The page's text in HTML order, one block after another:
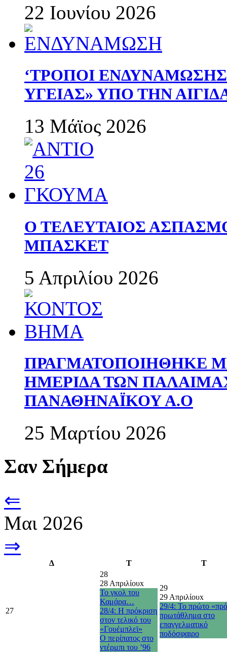
22 Ιουνίου 2026
‘ΤΡΟΠΟΙ
ΥΓΕΙΑΣ» ΥΠΟ ΤΗΝ
13 Μάϊος 2026
Ο ΤΕΛΕΥΤΑΙΟΣ
ΜΠΑΣΚΕΤ
5 Απριλίου 2026
ΠΡΑΓΜΑΤΟΠΟΙΗΘΗΚΕ
ΗΜΕΡΙΔΑ ΤΩΝ
ΠΑΝΑΘΗΝΑΪΚΟΥ Α.Ο
25 Μαρτίου 2026
Σαν Σήμερα
⇐
Μαι 2026
⇒
Δ Τ Τ
27
28
28 Απριλίουx
Το γκολ του
Καμάρα…
28/4: Η πρόκριση
στον τελικό του
«Γουέμπλεϊ»
O περίπατος στο
ντέρμπι του ’96
29
29 Απριλίουx
29/4: Το πρώτο
πρωτάθλημα στο
επαγγελματικό
ποδόσφαιρο